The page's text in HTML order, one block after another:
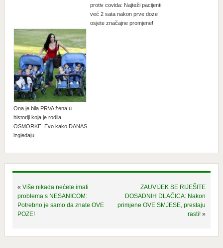
protiv covida: Najteži pacijenti
već 2 sata nakon prve doze
osjete značajne promjene!
Ona je bila PRVA žena u
historiji koja je rodila
OSMORKE. Evo kako DANAS
izgledaju
« Više nikada nećete imati
problema s NESANICOM:
Potrebno je samo da znate OVE
POZE!
ZAUVIJEK SE RIJEŠITE
DOSADNIH DLAČICA: Nakon
primjene OVE SMJESE, prestaju
rasti! »